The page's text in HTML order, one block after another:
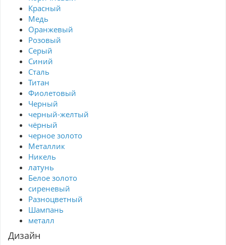
Красный
Медь
Оранжевый
Розовый
Серый
Синий
Сталь
Титан
Фиолетовый
Черный
черный-желтый
чёрный
черное золото
Металлик
Никель
латунь
Белое золото
сиреневый
Разноцветный
Шампань
металл
Дизайн